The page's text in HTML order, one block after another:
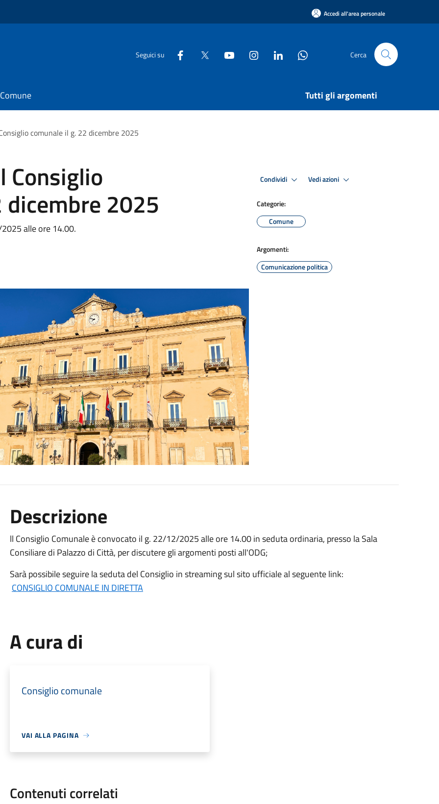
Accedi all'area personale
Seguici su Cerca
Tutti gli argomenti
comunale il g. 22 dicembre 2025
Consiglio
2025
alle ore 14.00.
Condividi Vedi azioni
Categorie:
Comune
Argomenti:
Comunicazione politica
Descrizione
ll Consiglio Comunale è convocato il g. 22/12/2025 alle ore 14.00 in seduta ordinaria, presso la Sala
Consiliare di Palazzo di Città, per discutere gli argomenti posti all'ODG;
Sarà possibile seguire la seduta del Consiglio in streaming sul sito ufficiale al seguente link:
CONSIGLIO COMUNALE IN DIRETTA
A cura di
Consiglio comunale
VAI ALLA PAGINA
Contenuti correlati